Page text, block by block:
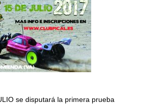
se disputará la primera prueba